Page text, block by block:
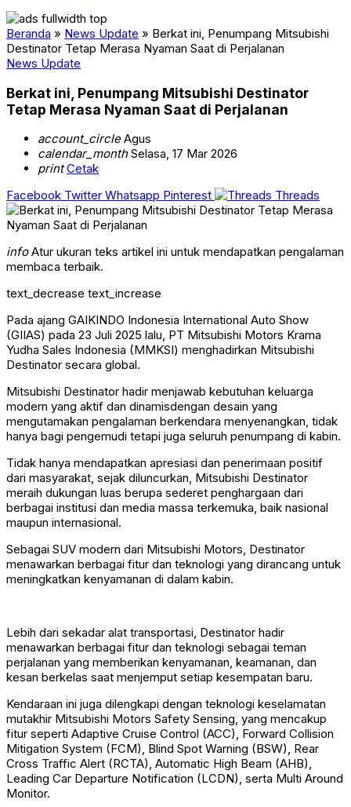
Beranda » News Update » Berkat ini, Penumpang Mitsubishi
Destinator Tetap Merasa Nyaman Saat di Perjalanan
News Update
Berkat ini, Penumpang Mitsubishi Destinator
Tetap Merasa Nyaman Saat di Perjalanan
account_circleAgus
calendar_monthSelasa, 17 Mar 2026
print Cetak
Facebook Twitter Whatsapp Pinterest Threads
infoAtur ukuran teks artikel ini untuk mendapatkan pengalaman
membaca terbaik.
text_decrease text_increase
Pada ajang GAIKINDO Indonesia International Auto Show
(GIIAS) pada 23 Juli 2025 lalu, PT Mitsubishi Motors Krama
Yudha Sales Indonesia (MMKSI) menghadirkan Mitsubishi
Destinator secara global.
Mitsubishi Destinator hadir menjawab kebutuhan keluarga
modern yang aktif dan dinamisdengan desain yang
mengutamakan pengalaman berkendara menyenangkan, tidak
hanya bagi pengemudi tetapi juga seluruh penumpang di kabin.
Tidak hanya mendapatkan apresiasi dan penerimaan positif
dari masyarakat, sejak diluncurkan, Mitsubishi Destinator
meraih dukungan luas berupa sederet penghargaan dari
berbagai institusi dan media massa terkemuka, baik nasional
maupun internasional.
Sebagai SUV modern dari Mitsubishi Motors, Destinator
menawarkan berbagai fitur dan teknologi yang dirancang untuk
meningkatkan kenyamanan di dalam kabin.
Lebih dari sekadar alat transportasi, Destinator hadir
menawarkan berbagai fitur dan teknologi sebagai teman
perjalanan yang memberikan kenyamanan, keamanan, dan
kesan berkelas saat menjemput setiap kesempatan baru.
Kendaraan ini juga dilengkapi dengan teknologi keselamatan
mutakhir Mitsubishi Motors Safety Sensing, yang mencakup
fitur seperti Adaptive Cruise Control (ACC), Forward Collision
Mitigation System (FCM), Blind Spot Warning (BSW), Rear
Cross Traffic Alert (RCTA), Automatic High Beam (AHB),
Leading Car Departure Notification (LCDN), serta Multi Around
Monitor.